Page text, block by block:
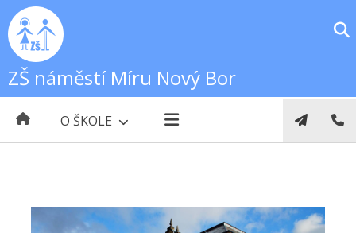
ZŠ náměstí Míru Nový Bor
O ŠKOLE